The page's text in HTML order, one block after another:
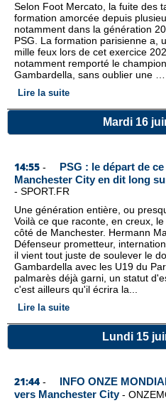
Selon Foot Mercato, la fuite des
formation amorcée depuis
notamment dans la génération
PSG. La formation parisienne a,
mille feux lors de cet exercice
notamment remporté le
Gambardella, sans oublier une …
Lire la suite
Mardi 16
14:55 -
PSG : le départ de
Manchester City en dit long
- SPORT.FR
Une génération entière, ou
Voilà ce que raconte, en creux,
côté de Manchester. Hermann
Défenseur prometteur,
il vient tout juste de soulever le
Gambardella avec les U19 du
palmarès déjà garni, un statut
c'est ailleurs qu'il écrira la...
Lire la suite
Lundi 15
21:44 -
INFO ONZE
vers Manchester City-